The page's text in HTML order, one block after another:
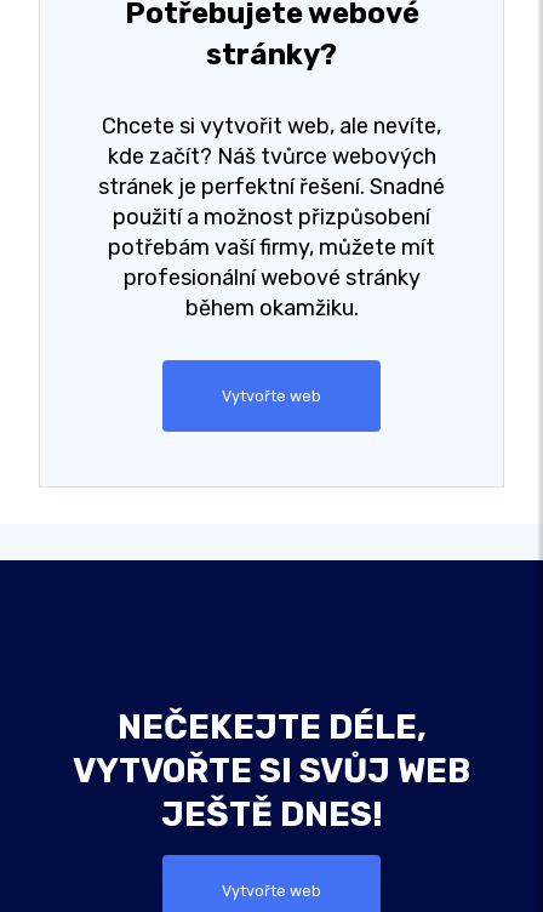
Potřebujete webové
stránky?
Chcete si vytvořit web, ale nevíte,
kde začít? Náš tvůrce webových
stránek je perfektní řešení. Snadné
použití a možnost přizpůsobení
potřebám vaší firmy, můžete mít
profesionální webové stránky
během okamžiku.
Vytvořte web
NEČEKEJTE DÉLE,
VYTVOŘTE SI SVŮJ WEB
JEŠTĚ DNES!
Vytvořte web